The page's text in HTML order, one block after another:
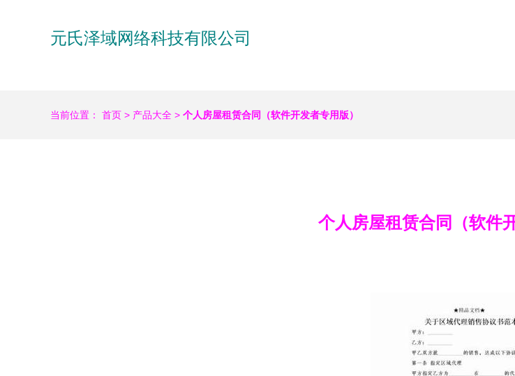
元氏泽域网络科技有限公司
当前位置： 首页 > 产品大全 > 个人房屋租赁合同（软件开发者专用版）
个人房屋租赁合同（软件